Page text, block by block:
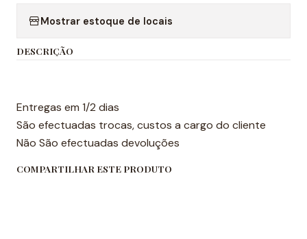
Mostrar estoque de locais
DESCRIÇÃO
Entregas em 1/2 dias
São efectuadas trocas, custos a cargo do cliente
Não São efectuadas devoluções
COMPARTILHAR ESTE PRODUTO